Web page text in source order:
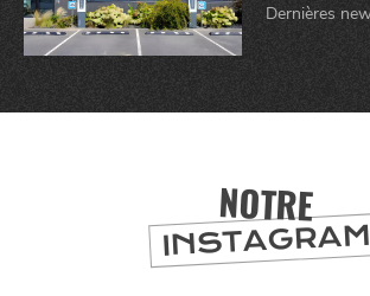
Dernières
NOTRE
INSTAGRAM